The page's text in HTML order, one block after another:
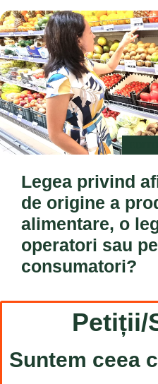
Legea privind
de origine a
alimentare, o
operatori sau
consumatori?
Petiții/
Suntem ceea